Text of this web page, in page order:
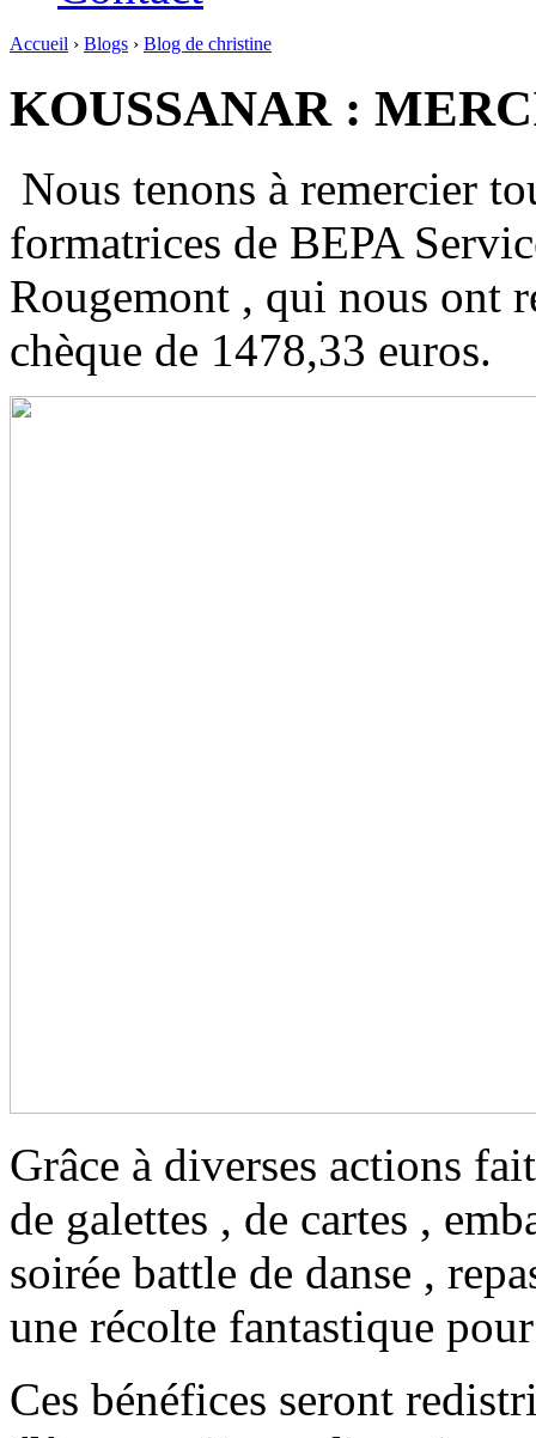
Accueil › Blogs › Blog de christine
KOUSSANAR :
Nous tenons à remercier
formatrices de BEPA
Rougemont , qui nous ont
chèque de 1478,33 euros.
Grâce à diverses actions
de galettes , de cartes ,
soirée battle de danse ,
une récolte fantastique
Ces bénéfices seront